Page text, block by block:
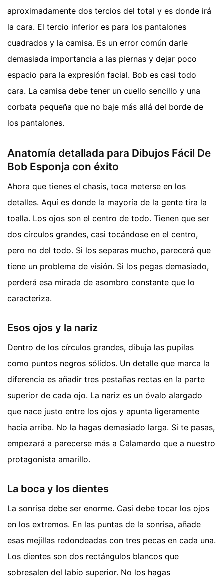
aproximadamente dos tercios del total y es donde irá
la cara. El tercio inferior es para los pantalones
cuadrados y la camisa. Es un error común darle
demasiada importancia a las piernas y dejar poco
espacio para la expresión facial. Bob es casi todo
cara. La camisa debe tener un cuello sencillo y una
corbata pequeña que no baje más allá del borde de
los pantalones.
Anatomía detallada para Dibujos Fácil De
Bob Esponja con éxito
Ahora que tienes el chasis, toca meterse en los
detalles. Aquí es donde la mayoría de la gente tira la
toalla. Los ojos son el centro de todo. Tienen que ser
dos círculos grandes, casi tocándose en el centro,
pero no del todo. Si los separas mucho, parecerá que
tiene un problema de visión. Si los pegas demasiado,
perderá esa mirada de asombro constante que lo
caracteriza.
Esos ojos y la nariz
Dentro de los círculos grandes, dibuja las pupilas
como puntos negros sólidos. Un detalle que marca la
diferencia es añadir tres pestañas rectas en la parte
superior de cada ojo. La nariz es un óvalo alargado
que nace justo entre los ojos y apunta ligeramente
hacia arriba. No la hagas demasiado larga. Si te pasas,
empezará a parecerse más a Calamardo que a nuestro
protagonista amarillo.
La boca y los dientes
La sonrisa debe ser enorme. Casi debe tocar los ojos
en los extremos. En las puntas de la sonrisa, añade
esas mejillas redondeadas con tres pecas en cada una.
Los dientes son dos rectángulos blancos que
sobresalen del labio superior. No los hagas